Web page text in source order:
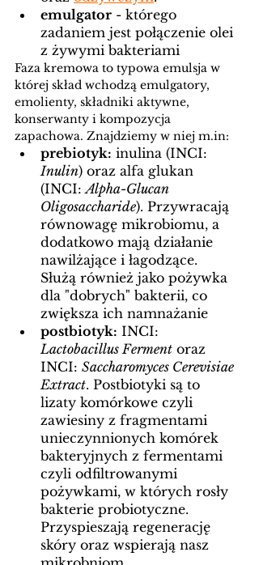
emulgator - którego
zadaniem jest połączenie olei
z żywymi bakteriami
Faza kremowa to typowa emulsja w
której skład wchodzą emulgatory,
emolienty, składniki aktywne,
konserwanty i kompozycja
zapachowa. Znajdziemy w niej m.in:
prebiotyk: inulina (INCI:
Inulin) oraz alfa glukan
(INCI: Alpha-Glucan
Oligosaccharide). Przywracają
równowagę mikrobiomu, a
dodatkowo mają działanie
nawilżające i łagodzące.
Służą również jako pożywka
dla "dobrych" bakterii, co
zwiększa ich namnażanie
postbiotyk: INCI:
Lactobacillus Ferment oraz
INCI: Saccharomyces Cerevisiae
Extract. Postbiotyki są to
lizaty komórkowe czyli
zawiesiny z fragmentami
unieczynnionych komórek
bakteryjnych z fermentami
czyli odfiltrowanymi
pożywkami, w których rosły
bakterie probiotyczne.
Przyspieszają regenerację
skóry oraz wspierają nasz